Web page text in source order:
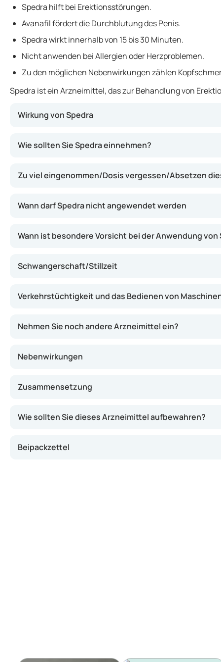
Spedra hilft bei Erektionsstörungen.
Avanafil fördert die Durchblutung des Penis.
Spedra wirkt innerhalb von 15 bis 30 Minuten.
Nicht anwenden bei Allergien oder Herzproblemen.
Zu den möglichen Nebenwirkungen zählen
Spedra ist ein Arzneimittel, das zur Behandlung von
Wirkung von Spedra
Wie sollten Sie Spedra einnehmen?
Zu viel eingenommen/Dosis vergessen/Absetzen
Wann darf Spedra nicht angewendet werden
Wann ist besondere Vorsicht bei der Anwendung
Schwangerschaft/Stillzeit
Verkehrstüchtigkeit und das Bedienen von
Nehmen Sie noch andere Arzneimittel ein?
Nebenwirkungen
Zusammensetzung
Wie sollten Sie dieses Arzneimittel aufbewahren?
Beipackzettel